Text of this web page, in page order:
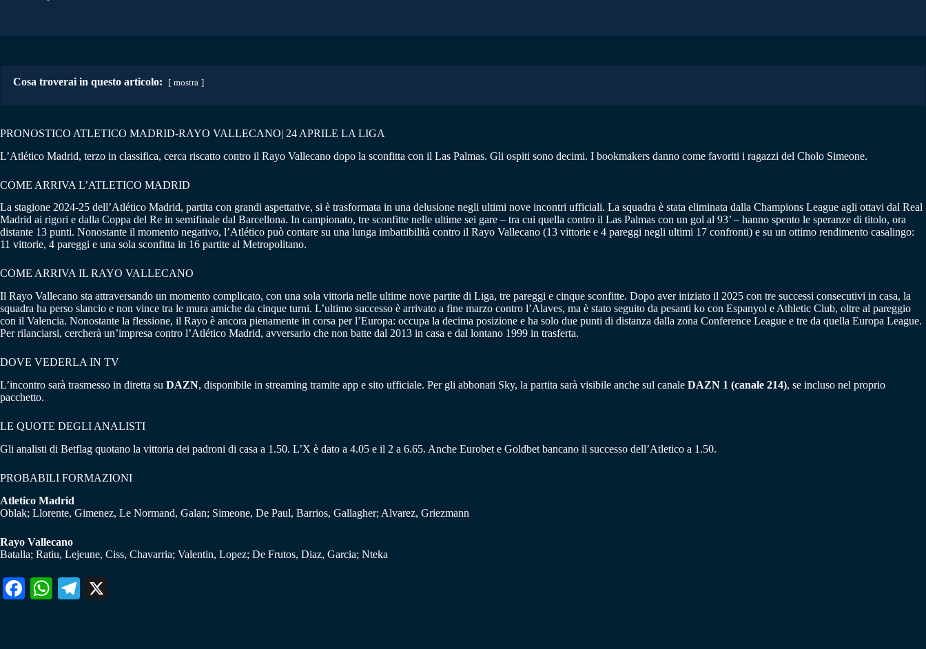
Cosa troverai in questo articolo: mostra
PRONOSTICO ATLETICO MADRID-RAYO VALLECANO| 24 APRILE LA LIGA
L’Atlético Madrid, terzo in classifica, cerca riscatto contro il Rayo Vallecano dopo la sconfitta con il Las Palmas. Gli ospiti sono decimi. I bookmakers danno come favoriti i ragazzi del Cholo Simeone.
COME ARRIVA L’ATLETICO MADRID
La stagione 2024-25 dell’Atlético Madrid, partita con grandi aspettative, si è trasformata in una delusione negli ultimi nove incontri ufficiali. La squadra è stata eliminata dalla Champions League agli ottavi dal Real
Madrid ai rigori e dalla Coppa del Re in semifinale dal Barcellona. In campionato, tre sconfitte nelle ultime sei gare – tra cui quella contro il Las Palmas con un gol al 93’ – hanno spento le speranze di titolo, ora
distante 13 punti. Nonostante il momento negativo, l’Atlético può contare su una lunga imbattibilità contro il Rayo Vallecano (13 vittorie e 4 pareggi negli ultimi 17 confronti) e su un ottimo rendimento casalingo:
11 vittorie, 4 pareggi e una sola sconfitta in 16 partite al Metropolitano.
COME ARRIVA IL RAYO VALLECANO
Il Rayo Vallecano sta attraversando un momento complicato, con una sola vittoria nelle ultime nove partite di Liga, tre pareggi e cinque sconfitte. Dopo aver iniziato il 2025 con tre successi consecutivi in casa, la
squadra ha perso slancio e non vince tra le mura amiche da cinque turni. L’ultimo successo è arrivato a fine marzo contro l’Alaves, ma è stato seguito da pesanti ko con Espanyol e Athletic Club, oltre al pareggio
con il Valencia. Nonostante la flessione, il Rayo è ancora pienamente in corsa per l’Europa: occupa la decima posizione e ha solo due punti di distanza dalla zona Conference League e tre da quella Europa League.
Per rilanciarsi, cercherà un’impresa contro l’Atlético Madrid, avversario che non batte dal 2013 in casa e dal lontano 1999 in trasferta.
DOVE VEDERLA IN TV
L’incontro sarà trasmesso in diretta su DAZN, disponibile in streaming tramite app e sito ufficiale. Per gli abbonati Sky, la partita sarà visibile anche sul canale DAZN 1 (canale 214), se incluso nel proprio
pacchetto.
LE QUOTE DEGLI ANALISTI
Gli analisti di Betflag quotano la vittoria dei padroni di casa a 1.50. L’X è dato a 4.05 e il 2 a 6.65. Anche Eurobet e Goldbet bancano il successo dell’Atletico a 1.50.
PROBABILI FORMAZIONI
Atletico Madrid
Oblak; Llorente, Gimenez, Le Normand, Galan; Simeone, De Paul, Barrios, Gallagher; Alvarez, Griezmann
Rayo Vallecano
Batalla; Ratiu, Lejeune, Ciss, Chavarria; Valentin, Lopez; De Frutos, Diaz, Garcia; Nteka
Fa W
Te